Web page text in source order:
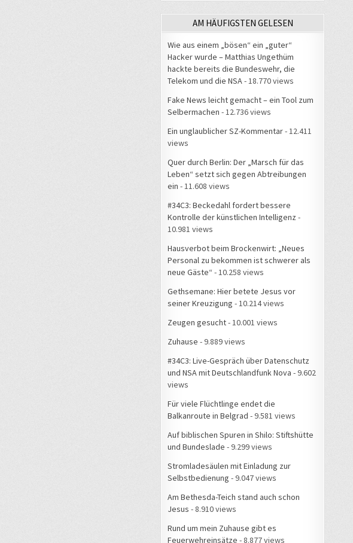
AM HÄUFIGSTEN GELESEN
Wie aus einem „bösen“ ein „guter“
Hacker wurde – Matthias Ungethüm
hackte bereits die Bundeswehr, die
Telekom und die NSA - 18.770 views
Fake News leicht gemacht – ein Tool zum
Selbermachen - 12.736 views
Ein unglaublicher SZ-Kommentar- 12.411
views
Quer durch Berlin: Der „Marsch für das
Leben“ setzt sich gegen Abtreibungen
ein - 11.608 views
#34C3: Beckedahl fordert bessere
Kontrolle der künstlichen Intelligenz -
10.981 views
Hausverbot beim Brockenwirt: „Neues
Personal zu bekommen ist schwerer als
neue Gäste“ - 10.258 views
Gethsemane: Hier betete Jesus vor
seiner Kreuzigung - 10.214 views
Zeugen gesucht- 10.001 views
Zuhause - 9.889 views
#34C3: Live-Gespräch über Datenschutz
und NSA mit Deutschlandfunk Nova - 9.602
views
Für viele Flüchtlinge endet die
Balkanroute in Belgrad - 9.581 views
Auf biblischen Spuren in Shilo: Stiftshütte
und Bundeslade - 9.299 views
Stromladesäulen mit Einladung zur
Selbstbedienung - 9.047 views
Am Bethesda-Teich stand auch schon
Jesus - 8.910 views
Rund um mein Zuhause gibt es
Feuerwehreinsätze - 8.877 views